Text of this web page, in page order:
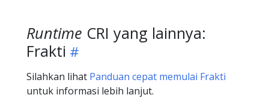
Runtime CRI yang lainnya:
Frakti
Silahkan lihat Panduan cepat memulai Frakti
untuk informasi lebih lanjut.